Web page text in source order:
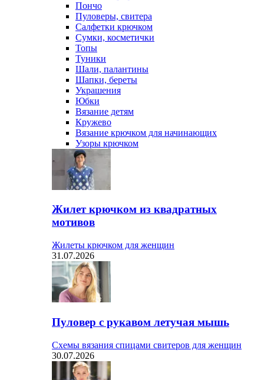
Пончо
Пуловеры, свитера
Салфетки крючком
Сумки, косметички
Топы
Туники
Шали, палантины
Шапки, береты
Украшения
Юбки
Вязание детям
Кружево
Вязание крючком для начинающих
Узоры крючком
Жилет крючком из квадратных
мотивов
Жилеты крючком для женщин
31.07.2026
Пуловер с рукавом летучая мышь
Схемы вязания спицами свитеров для женщин
30.07.2026